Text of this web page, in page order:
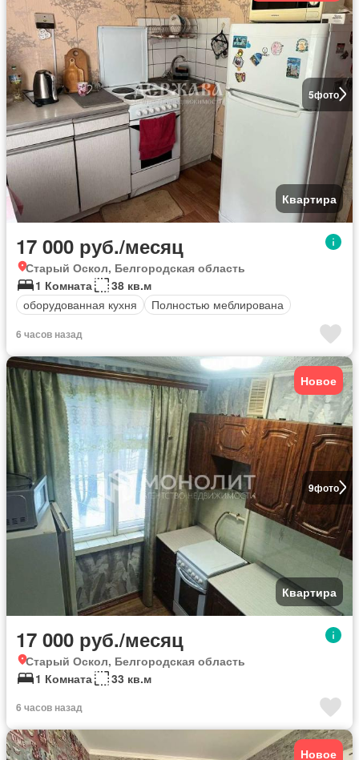
5фото
Квартира
17 000 руб./месяц
Старый Оскол, Белгородская область
1 Комната
38 кв.м
оборудованная кухня
Полностью меблирована
6 часов назад
9фото
Новое
Квартира
17 000 руб./месяц
Старый Оскол, Белгородская область
1 Комната
33 кв.м
6 часов назад
Новое